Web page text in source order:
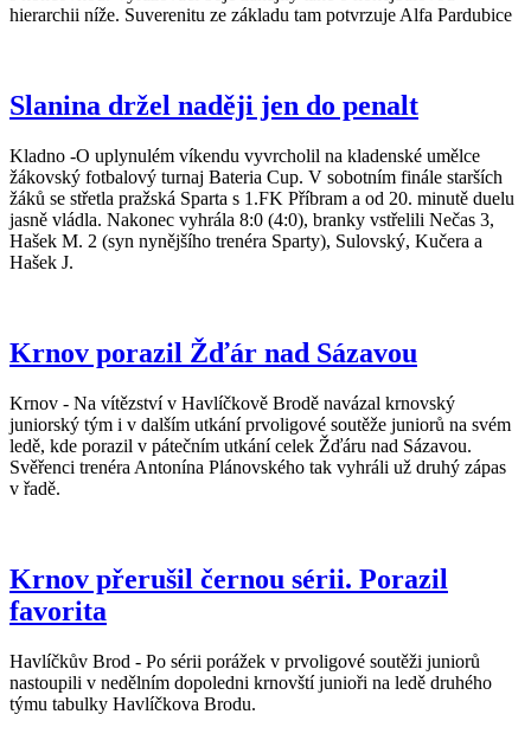
hierarchii níže. Suverenitu ze základu tam potvrzuje Alfa Pardubice
Slanina držel naději jen do penalt
Kladno -O uplynulém víkendu vyvrcholil na kladenské umělce
žákovský fotbalový turnaj Bateria Cup. V sobotním finále starších
žáků se střetla pražská Sparta s 1.FK Příbram a od 20. minutě duelu
jasně vládla. Nakonec vyhrála 8:0 (4:0), branky vstřelili Nečas 3,
Hašek M. 2 (syn nynějšího trenéra Sparty), Sulovský, Kučera a
Hašek J.
Krnov porazil Žďár nad Sázavou
Krnov - Na vítězství v Havlíčkově Brodě navázal krnovský
juniorský tým i v dalším utkání prvoligové soutěže juniorů na svém
ledě, kde porazil v pátečním utkání celek Žďáru nad Sázavou.
Svěřenci trenéra Antonína Plánovského tak vyhráli už druhý zápas
v řadě.
Krnov přerušil černou sérii. Porazil
favorita
Havlíčkův Brod - Po sérii porážek v prvoligové soutěži juniorů
nastoupili v nedělním dopoledni krnovští junioři na ledě druhého
týmu tabulky Havlíčkova Brodu.